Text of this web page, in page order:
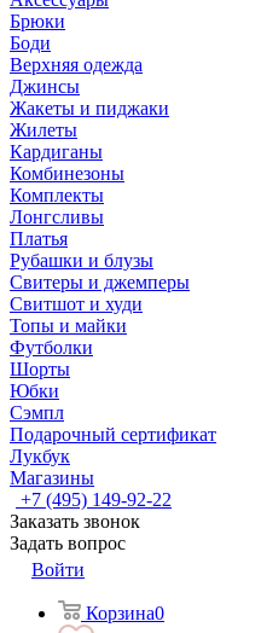
Брюки
Боди
Верхняя одежда
Джинсы
Жакеты и пиджаки
Жилеты
Кардиганы
Комбинезоны
Комплекты
Лонгсливы
Платья
Рубашки и блузы
Свитеры и джемперы
Свитшот и худи
Топы и майки
Футболки
Шорты
Юбки
Сэмпл
Подарочный сертификат
Лукбук
Магазины
+7 (495) 149-92-22
Заказать звонок
Задать вопрос
Войти
Корзина0